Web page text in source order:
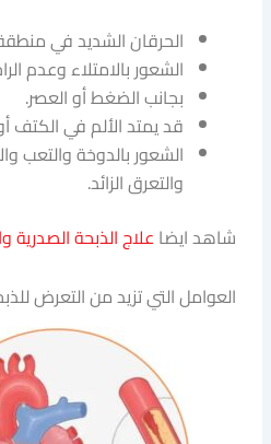
الحرقان الشديد في
الشعور بالامتلاء وعدم
بجانب الضغط أو العصر.
قد يمتد الألم في الكتف أو
الشعور بالدوخة والتعب
والتعرق الزائد.
شاهد ايضا علاج الذبحة الصدرية
العوامل التي تزيد من التعرض